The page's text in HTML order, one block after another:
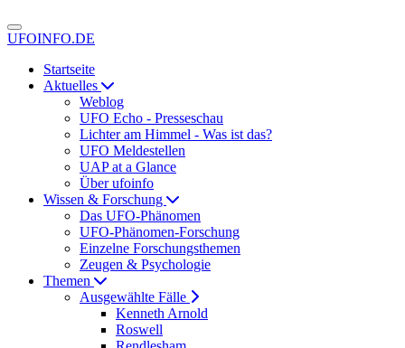
UFOINFO.DE
Startseite
Aktuelles
Weblog
UFO Echo - Presseschau
Lichter am Himmel - Was ist das?
UFO Meldestellen
UAP at a Glance
Über ufoinfo
Wissen & Forschung
Das UFO-Phänomen
UFO-Phänomen-Forschung
Einzelne Forschungsthemen
Zeugen & Psychologie
Themen
Ausgewählte Fälle
Kenneth Arnold
Roswell